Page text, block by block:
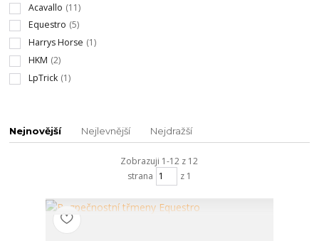
Acavallo (11)
Equestro (5)
Harrys Horse (1)
HKM (2)
LpTrick (1)
Nejnovější Nejlevnější Nejdražší
Zobrazuji 1-12 z 12
strana
z 1